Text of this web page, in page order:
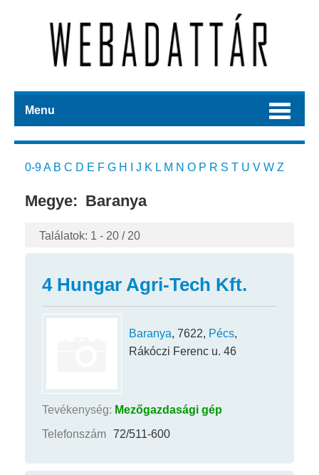
Menu
0-9A B C D E F G H J K L M N O P R S T U V W Z
Megye: Baranya
Találatok: 1 - 20 / 20
4 Hungar Agri-Tech Kft.
Baranya, 7622, Pécs,
Rákóczi Ferenc u. 46
Tevékenység: Mezőgazdasági gép
Telefonszám 72/511-600